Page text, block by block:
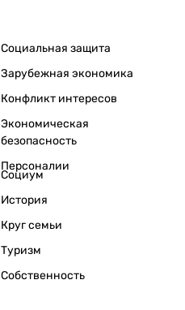
Социальная защита
Зарубежная экономика
Конфликт интересов
Экономическая
безопасность
Персоналии
Социум
История
Круг семьи
Туризм
Собственность